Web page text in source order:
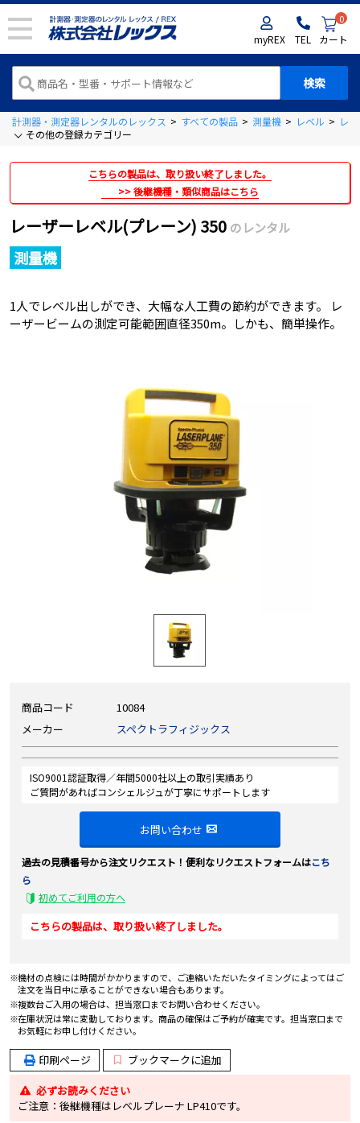
myREX TEL
0
カート
計測器・測定器レンタルのレックス > すべての製品 > 測量機 > レベル > レ
その他の登録カテゴリー
こちらの製品は、取り扱い終了しました。
後継機種・類似商品はこちら
レーザーレベル(プレーン) 350 のレンタル
測量機
1人でレベル出しができ、大幅な人工費の節約ができます。 レ
ーザービームの測定可能範囲直径350m。しかも、簡単操作。
商品コード
10084
メーカー
スペクトラフィジックス
ISO9001認証取得／年間5000社以上の取引実績あり
ご質問があればコンシェルジュが丁寧にサポートします
お問い合わせ
過去の見積番号から注文リクエスト！便利なリクエストフォームはこち
ら
初めてご利用の方へ
こちらの製品は、取り扱い終了しました。
機材の点検には時間がかかりますので、ご連絡いただいたタイミングによってはご
注文を当日中に承ることができない場合もあります。
複数台ご入用の場合は、担当窓口までお問い合わせください。
在庫状況は常に変動しております。商品の確保はご予約が確実です。担当窓口まで
お気軽にお申し付けください。
印刷ページ
ブックマークに追加
必ずお読みください
ご注意：後継機種はレベルプレーナ LP410です。